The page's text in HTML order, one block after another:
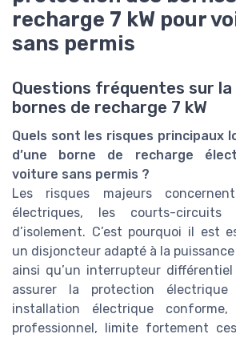
recharge 7 kW pour
sans permis
Questions fréquentes sur
bornes de recharge 7 kW
Quels sont les risques principaux
d’une borne de recharge
voiture sans permis ?
Les risques majeurs
électriques, les courts-
d’isolement. C’est pourquoi il est
un disjoncteur adapté à la puissance
ainsi qu’un interrupteur
assurer la protection
installation électrique
professionnel, limite fortement